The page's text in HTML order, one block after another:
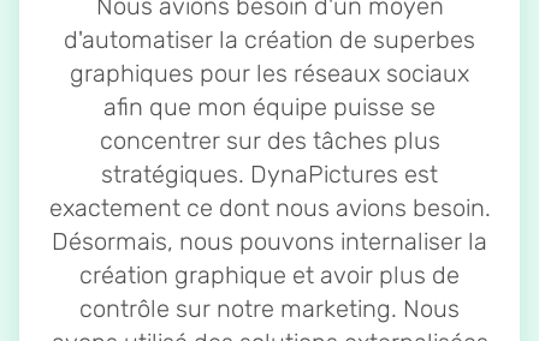
Nous avions besoin d'un moyen
d'automatiser la création de superbes
graphiques pour les réseaux sociaux
afin que mon équipe puisse se
concentrer sur des tâches plus
stratégiques. DynaPictures est
exactement ce dont nous avions besoin.
Désormais, nous pouvons internaliser la
création graphique et avoir plus de
contrôle sur notre marketing. Nous